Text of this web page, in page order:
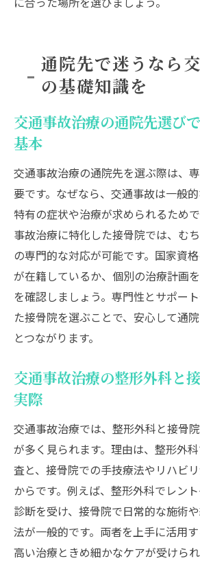
通院先で迷うなら
の基礎知識を
交通事故治療の通院先選び
基本
交通事故治療の通院先を選ぶ際は、
要です。なぜなら、交通事故は一般的
特有の症状や治療が求められるため
事故治療に特化した接骨院では、む
の専門的な対応が可能です。国家資
が在籍しているか、個別の治療計画
を確認しましょう。専門性とサポー
た接骨院を選ぶことで、安心して通
とつながります。
交通事故治療の整形外科と
実際
交通事故治療では、整形外科と接骨
が多く見られます。理由は、整形外
査と、接骨院での手技療法やリハビ
からです。例えば、整形外科でレン
診断を受け、接骨院で日常的な施術
法が一般的です。両者を上手に活用
高い治療ときめ細かなケアが受けら